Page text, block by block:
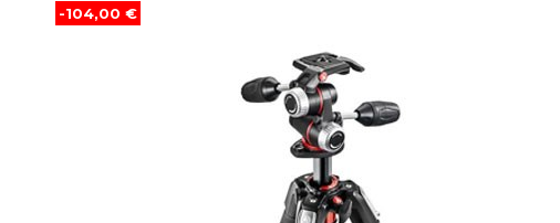
-104,00 €